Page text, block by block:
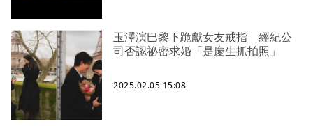
玉澤演巴黎下跪獻女友戒指 經紀公
司否認祕密求婚「是慶生抓拍照」
2025.02.05 15:08